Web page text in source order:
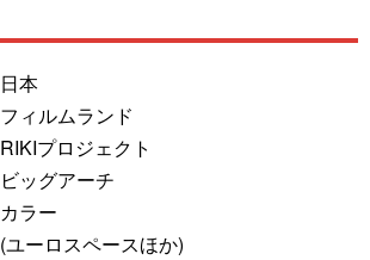
日本
フィルムランド
RIKIプロジェクト
ビッグアーチ
カラー
(ユーロスペースほか)